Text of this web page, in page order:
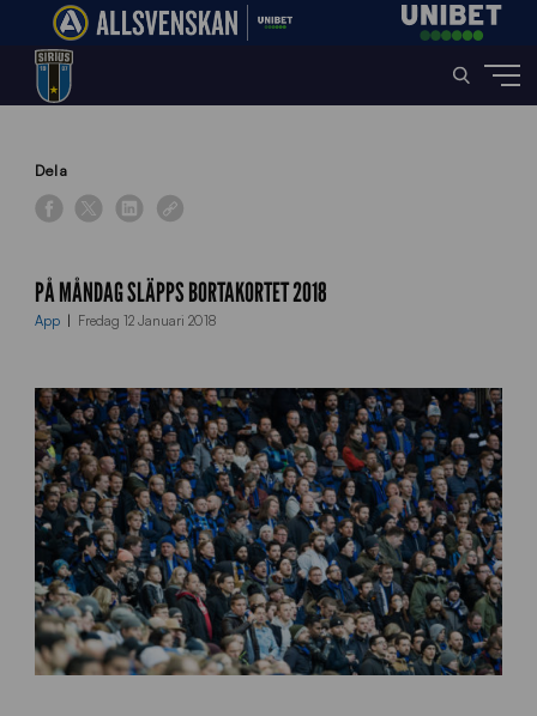
Home»
Dela
PÅ MÅNDAG SLÄPPS BORTAKORTET 2018
App Fredag 12 Januari 2018